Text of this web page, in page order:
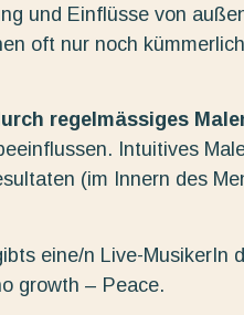
und Einflüsse von
oft nur noch
regelmässiges
Intuitives
(im Innern des
eine/n Live-MusikerIn
growth – Peace.